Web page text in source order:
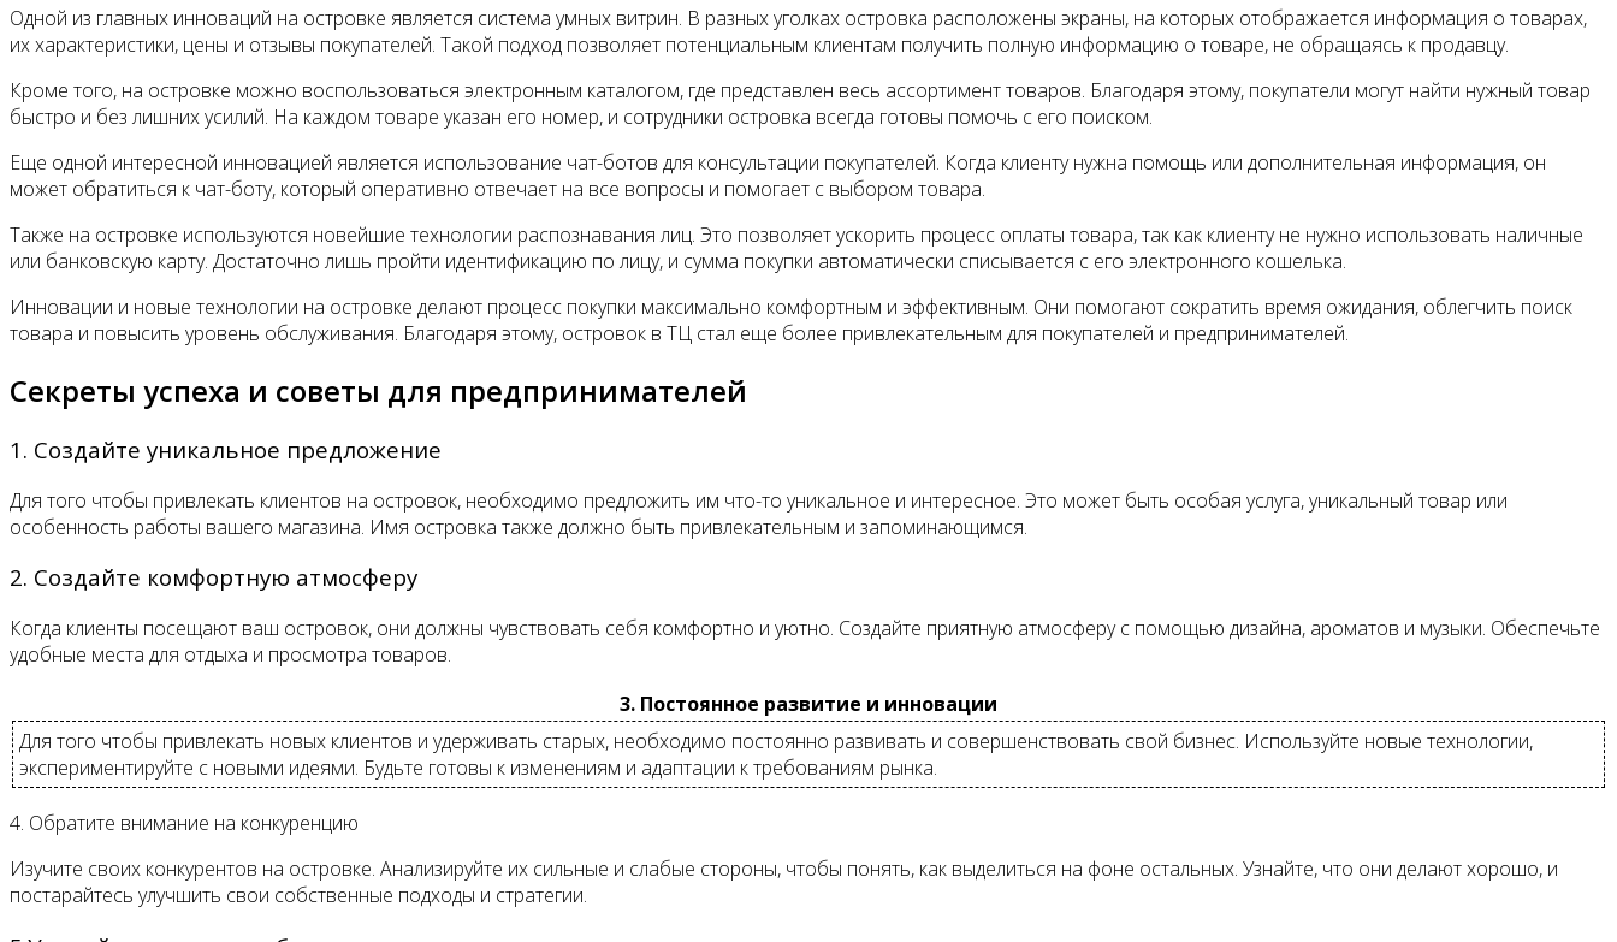
Одной из главных инноваций на островке является система умных витрин. В разных уголках островка расположены экраны, на которых отображается информация о товарах,
их характеристики, цены и отзывы покупателей. Такой подход позволяет потенциальным клиентам получить полную информацию о товаре, не обращаясь к продавцу.
Кроме того, на островке можно воспользоваться электронным каталогом, где представлен весь ассортимент товаров. Благодаря этому, покупатели могут найти нужный товар
быстро и без лишних усилий. На каждом товаре указан его номер, и сотрудники островка всегда готовы помочь с его поиском.
Еще одной интересной инновацией является использование чат-ботов для консультации покупателей. Когда клиенту нужна помощь или дополнительная информация, он
может обратиться к чат-боту, который оперативно отвечает на все вопросы и помогает с выбором товара.
Также на островке используются новейшие технологии распознавания лиц. Это позволяет ускорить процесс оплаты товара, так как клиенту не нужно использовать наличные
или банковскую карту. Достаточно лишь пройти идентификацию по лицу, и сумма покупки автоматически списывается с его электронного кошелька.
Инновации и новые технологии на островке делают процесс покупки максимально комфортным и эффективным. Они помогают сократить время ожидания, облегчить поиск
товара и повысить уровень обслуживания. Благодаря этому, островок в ТЦ стал еще более привлекательным для покупателей и предпринимателей.
Секреты успеха и советы для предпринимателей
1. Создайте уникальное предложение
Для того чтобы привлекать клиентов на островок, необходимо предложить им что-то уникальное и интересное. Это может быть особая услуга, уникальный товар или
особенность работы вашего магазина. Имя островка также должно быть привлекательным и запоминающимся.
2. Создайте комфортную атмосферу
Когда клиенты посещают ваш островок, они должны чувствовать себя комфортно и уютно. Создайте приятную атмосферу с помощью дизайна, ароматов и музыки. Обеспечьте
удобные места для отдыха и просмотра товаров.
3. Постоянное развитие и инновации
Для того чтобы привлекать новых клиентов и удерживать старых, необходимо постоянно развивать и совершенствовать свой бизнес. Используйте новые технологии,
экспериментируйте с новыми идеями. Будьте готовы к изменениям и адаптации к требованиям рынка.
4. Обратите внимание на конкуренцию
Изучите своих конкурентов на островке. Анализируйте их сильные и слабые стороны, чтобы понять, как выделиться на фоне остальных. Узнайте, что они делают хорошо, и
постарайтесь улучшить свои собственные подходы и стратегии.